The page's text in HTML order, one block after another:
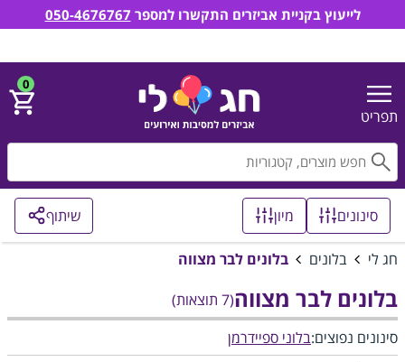
תפריט
0
סינונים מיון שיתוף
חג לי בלונים בלונים לבר מצווה
סינונים נפוצים:בלוני ספיידרמן
בלונים לבר מצווה(7 תוצאות)
לייעוץ בקניית אביזרים התקשרו למספר 050-4676767